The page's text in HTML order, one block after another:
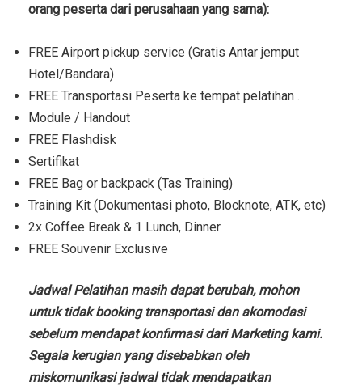
orang peserta dari perusahaan yang sama):
FREE Airport pickup service (Gratis Antar jemput
Hotel/Bandara)
FREE Transportasi Peserta ke tempat pelatihan .
Module / Handout
FREE Flashdisk
Sertifikat
FREE Bag or backpack (Tas Training)
Training Kit (Dokumentasi photo, Blocknote, ATK, etc)
2x Coffee Break & 1 Lunch, Dinner
FREE Souvenir Exclusive
Jadwal Pelatihan masih dapat berubah, mohon
untuk tidak booking transportasi dan akomodasi
sebelum mendapat konfirmasi dari Marketing kami.
Segala kerugian yang disebabkan oleh
miskomunikasi jadwal tidak mendapatkan